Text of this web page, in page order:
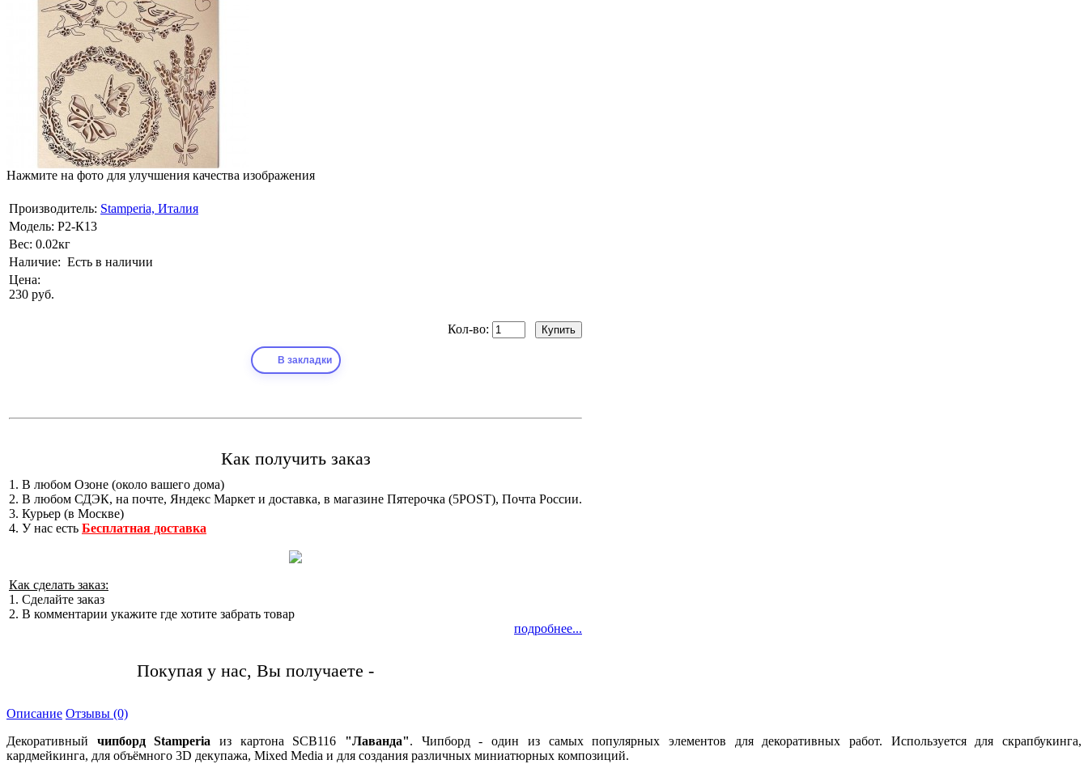
Нажмите на фото для улучшения качества изображения
Производитель: Stamperia, Италия
Модель: Р2-К13
Вес: 0.02кг
Наличие: Есть в наличии
Цена:
230 руб.
Кол-во:
В закладки
Как получить заказ
1. В любом Озоне (около вашего дома)
2. В любом СДЭК, на почте, Яндекс Маркет и доставка, в магазине Пятерочка (5POST), Почта России.
3. Курьер (в Москве)
4. У нас есть Бесплатная доставка
Как сделать заказ:
1. Сделайте заказ
2. В комментарии укажите где хотите забрать товар
подробнее...
Покупая у нас, Вы получаете -
Описание Отзывы (0)
Декоративный чипборд Stamperia из картона SCB116 "Лаванда". Чипборд - один из самых популярных элементов для декоративных работ. Используется для скрапбукинга,
кардмейкинга, для объёмного 3D декупажа, Mixed Media и для создания различных миниатюрных композиций.